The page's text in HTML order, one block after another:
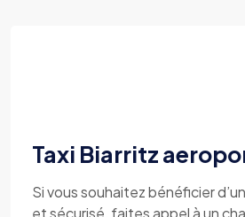
Taxi Biarritz
Si vous souhaitez bénéficier
et sécurisé, faites appel à un